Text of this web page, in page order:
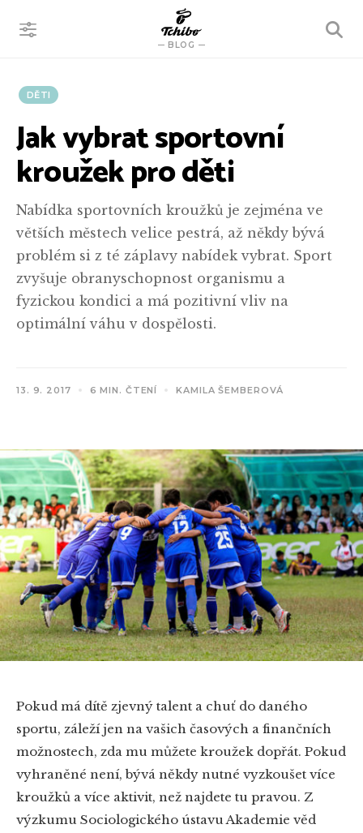
BLOG
VYHLEDÁVÁNÍ
DĚTI
Jak vybrat sportovní
kroužek pro děti
Nabídka sportovních kroužků je zejména ve
větších městech velice pestrá, až někdy bývá
problém si z té záplavy nabídek vybrat. Sport
zvyšuje obranyschopnost organismu a
fyzickou kondici a má pozitivní vliv na
optimální váhu v dospělosti.
13. 9. 2017 6 MIN. ČTENÍ KAMILA ŠEMBEROVÁ
Pokud má dítě zjevný talent a chuť do daného
sportu, záleží jen na vašich časových a finančních
možnostech, zda mu můžete kroužek dopřát. Pokud
vyhraněné není, bývá někdy nutné vyzkoušet více
kroužků a více aktivit, než najdete tu pravou. Z
výzkumu Sociologického ústavu Akademie věd